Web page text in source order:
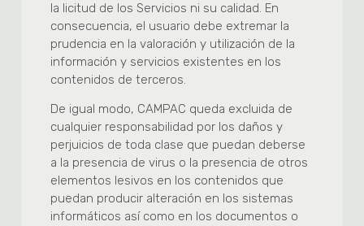
la licitud de los Servicios ni su calidad. En
consecuencia, el usuario debe extremar la
prudencia en la valoración y utilización de la
información y servicios existentes en los
contenidos de terceros.
De igual modo, CAMPAC queda excluida de
cualquier responsabilidad por los daños y
perjuicios de toda clase que puedan deberse
a la presencia de virus o la presencia de otros
elementos lesivos en los contenidos que
puedan producir alteración en los sistemas
informáticos así como en los documentos o